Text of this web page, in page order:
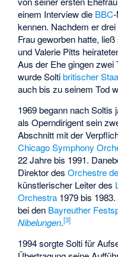
einem Interview die BBC
kennen. Nachdem er
Frau geworben hatte,
und Valerie Pitts
Aus der Ehe gingen zwei
wurde Soltibritischer
auch bis zu seinem Tod
1969 begann nach Soltis
als Operndirigent sein
Abschnitt mit der
Chicago Symphony
22 Jahre bis 1991.
Direktor desOrchestre
künstlerischer Leiter des
Orchestra 1979 bis
bei den Bayreuther
Nibelungen.[3]
1994 sorgte Solti für